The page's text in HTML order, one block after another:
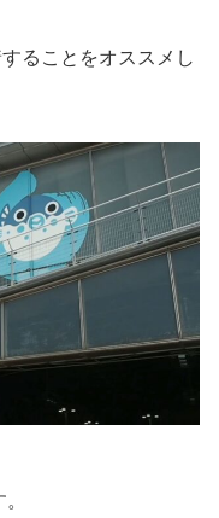
ることをオススメし